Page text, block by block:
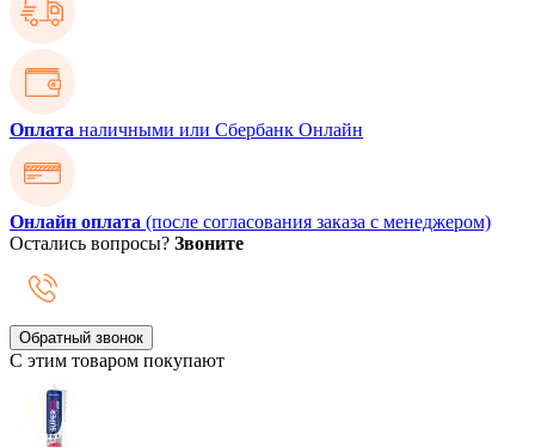
Оплата наличными или Сбербанк Онлайн
Онлайн оплата (после согласования заказа с менеджером)
Остались вопросы? Звоните
Обратный звонок
С этим товаром покупают